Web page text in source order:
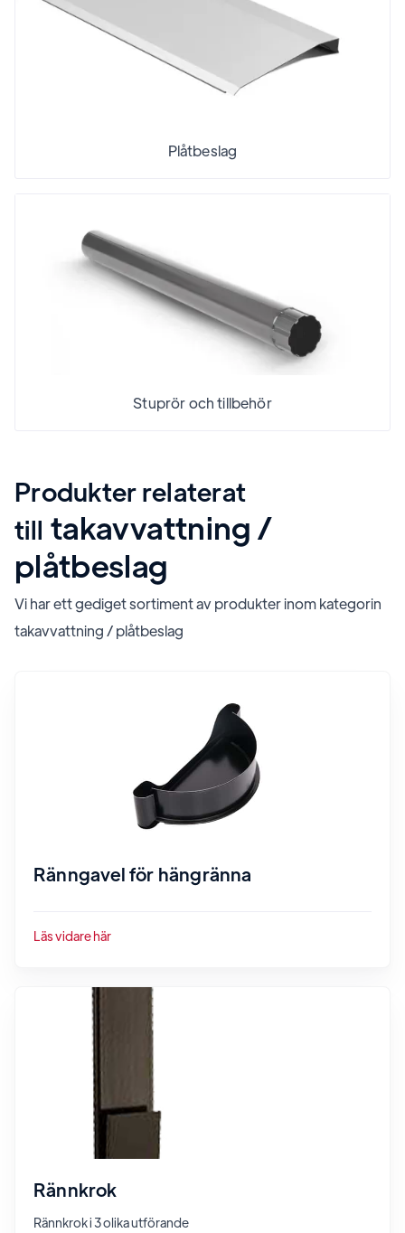
Plåtbeslag
Stuprör och tillbehör
Produkter relaterat
till takavvattning /
plåtbeslag
Vi har ett gediget sortiment av produkter inom kategorin
takavvattning / plåtbeslag
Ränngavel för hängränna
Läs vidare här
Rännkrok
Rännkrok i 3 olika utförande